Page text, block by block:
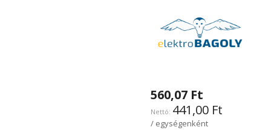
560,07 Ft
441,00 Ft
/ egységenként